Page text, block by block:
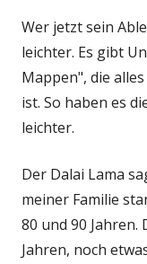
Wer jetzt sein
leichter. Es gibt
Mappen", die
ist. So haben es
leichter.
Der Dalai Lama
meiner Familie
80 und 90 Jahren.
Jahren, noch